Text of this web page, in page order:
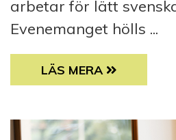
arbetar för lätt
Evenemanget hölls ...
CHILLKVÄLL I
LÄS MERA